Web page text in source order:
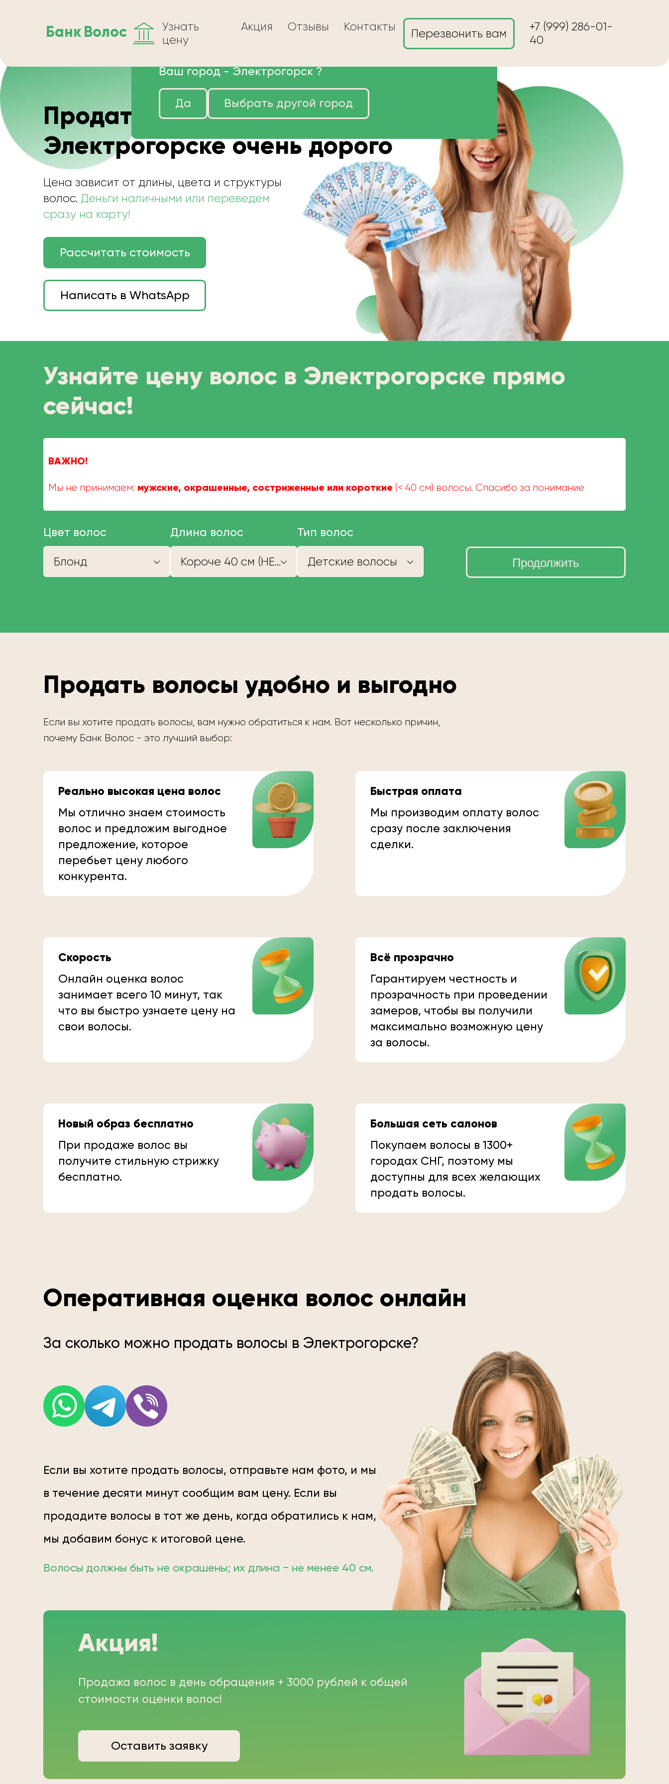
БанкВолос
Узнать
цену
Акция Отзывы Контакты Перезвонить вам
+7 (999) 286-01-
40
Продать волосы в
Электрогорске очень дорого
Цена зависит от длины, цвета и структуры
волос. Деньги наличными или переведем
сразу на карту!
Рассчитать стоимость
Написать в WhatsApp
Узнайте цену волос в Электрогорске прямо
сейчас!
ВАЖНО!
Мы не принимаем: мужские, окрашенные, состриженные или короткие (< 40 см) волосы. Спасибо за понимание
Цвет волос
Блонд
Длина волос
Короче 40 см (НЕ КУПИМ)
Тип волос
Детские волосы Продолжить
Продать волосы удобно и выгодно
Если вы хотите продать волосы, вам нужно обратиться к нам. Вот несколько причин,
почему Банк Волос - это лучший выбор:
Реально высокая цена волос
Мы отлично знаем стоимость
волос и предложим выгодное
предложение, которое
перебьет цену любого
конкурента.
Быстрая оплата
Мы производим оплату волос
сразу после заключения
сделки.
Скорость
Онлайн оценка волос
занимает всего 10 минут, так
что вы быстро узнаете цену на
свои волосы.
Всё прозрачно
Гарантируем честность и
прозрачность при проведении
замеров, чтобы вы получили
максимально возможную цену
за волосы.
Новый образ бесплатно
При продаже волос вы
получите стильную стрижку
бесплатно.
Большая сеть салонов
Покупаем волосы в 1300+
городах СНГ, поэтому мы
доступны для всех желающих
продать волосы.
Оперативная оценка волос онлайн
За сколько можно продать волосы в Электрогорске?
Если вы хотите продать волосы, отправьте нам фото, и мы
в течение десяти минут сообщим вам цену. Если вы
продадите волосы в тот же день, когда обратились к нам,
мы добавим бонус к итоговой цене.
Волосы должны быть не окрашены; их длина − не менее 40 см.
Акция!
Продажа волос в день обращения + 3000 рублей к общей
стоимости оценки волос!
Оставить заявку
Ваш город - Электрогорск ?
Да Выбрать другой город